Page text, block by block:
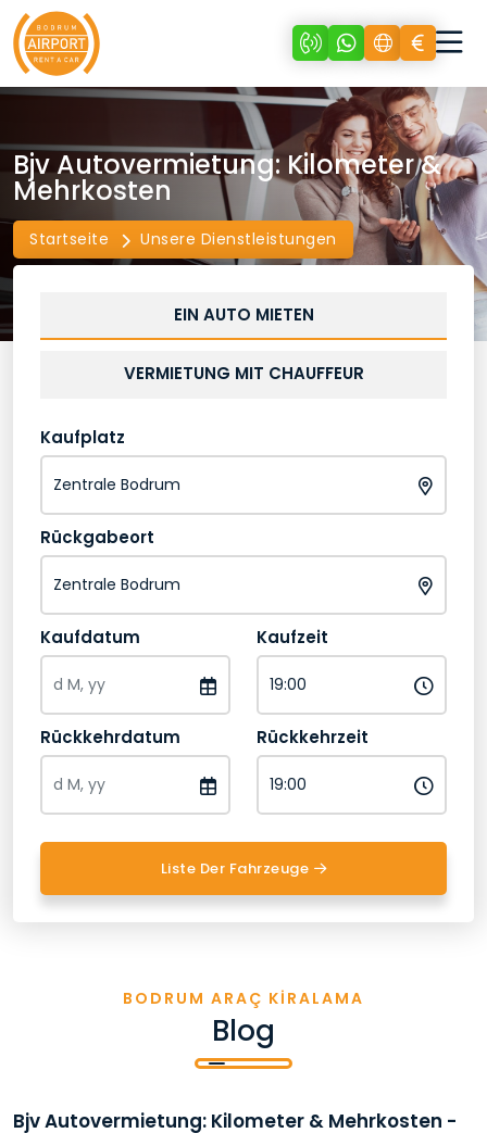
Bjv Autovermietung: Kilometer &
Mehrkosten
Startseite Unsere Dienstleistungen
EIN AUTO MIETEN
VERMIETUNG MIT CHAUFFEUR
Kaufplatz
Rückgabeort
Kaufdatum Kaufzeit
Rückkehrdatum Rückkehrzeit
Liste Der Fahrzeuge
BODRUM ARAÇ KİRALAMA
Blog
Bjv Autovermietung: Kilometer & Mehrkosten -